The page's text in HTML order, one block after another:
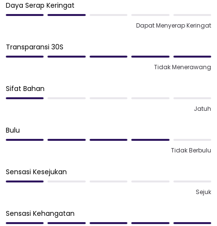
Daya Serap Keringat
Dapat Menyerap Keringat
Transparansi 30S
Tidak Menerawang
Sifat Bahan
Jatuh
Bulu
Tidak Berbulu
Sensasi Kesejukan
Sejuk
Sensasi Kehangatan